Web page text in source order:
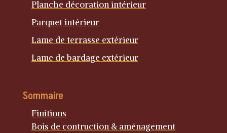
Planche décoration intérieur
Parquet intérieur
Lame de terrasse extérieur
Lame de bardage extérieur
Sommaire
Finitions
Bois de contruction & aménagement